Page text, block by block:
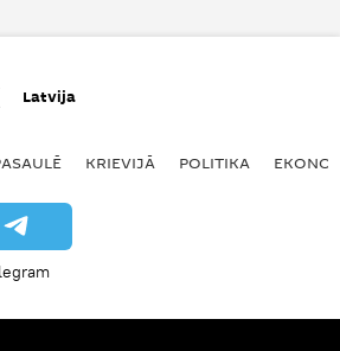
Latvija
KRIEVIJĀ POLITIKA